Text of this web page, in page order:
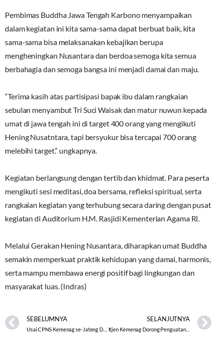
‎Pembimas Buddha Jawa Tengah Karbono menyampaikan
dalam kegiatan ini kita sama-sama dapat berbuat baik, kita
sama-sama bisa melaksanakan kebajikan berupa
mengheningkan Nusantara dan berdoa semoga kita semua
berbahagia dan semoga bangsa ini menjadi damai dan maju.
‎“Terima kasih atas partisipasi bapak ibu dalam rangkaian
sebulan menyambut Tri Suci Waisak dan matur nuwun kepada
umat di jawa tengah ini di target 400 orang yang mengikuti
Hening Nusatntara, tapi bersyukur bisa tercapai 700 orang
melebihi target.” ungkapnya.
‎Kegiatan berlangsung dengan tertib dan khidmat. Para peserta
mengikuti sesi meditasi, doa bersama, refleksi spiritual, serta
rangkaian kegiatan yang terhubung secara daring dengan pusat
kegiatan di Auditorium H.M. Rasjidi Kementerian Agama RI.
‎Melalui Gerakan Hening Nusantara, diharapkan umat Buddha
semakin memperkuat praktik kehidupan yang damai, harmonis,
serta mampu membawa energi positif bagi lingkungan dan
masyarakat luas. (Indras)
SEBELUMNYA SELANJUTNYA
Itjen Kemenag Dorong Penguatan Tata Kelola Penerbitan Akta Ikrar Wakaf